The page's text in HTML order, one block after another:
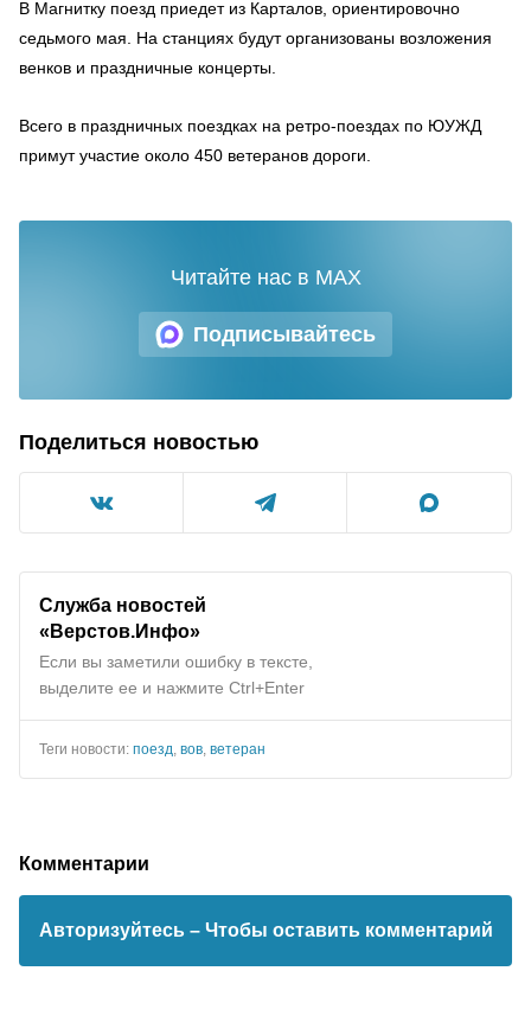
В Магнитку поезд приедет из Карталов, ориентировочно
седьмого мая. На станциях будут организованы возложения
венков и праздничные концерты.
Всего в праздничных поездках на ретро-поездах по ЮУЖД
примут участие около 450 ветеранов дороги.
Подписывайтесь
Читайте нас в MAX
Поделиться новостью
Служба новостей
«Верстов.Инфо»
Если вы заметили ошибку в тексте,
выделите ее и нажмите Ctrl+Enter
Теги новости: поезд, вов, ветеран
Комментарии
Авторизуйтесь – Чтобы оставить комментарий